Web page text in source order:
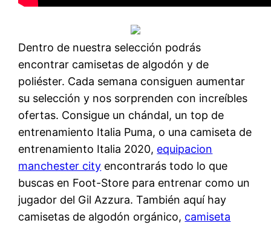
Dentro de nuestra selección podrás
encontrar camisetas de algodón y de
poliéster. Cada semana consiguen aumentar
su selección y nos sorprenden con increíbles
ofertas. Consigue un chándal, un top de
entrenamiento Italia Puma, o una camiseta de
entrenamiento Italia 2020, equipacion
manchester city encontrarás todo lo que
buscas en Foot-Store para entrenar como un
jugador del Gil Azzura. También aquí hay
camisetas de algodón orgánico, camiseta